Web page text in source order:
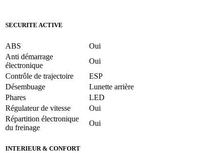
SECURITE ACTIVE
ABS
Oui
Anti démarrage
électronique
Oui
Contrôle de trajectoire
ESP
Désembuage
Lunette arrière
Phares
LED
Régulateur de vitesse
Oui
Répartition électronique
du freinage
Oui
INTERIEUR & CONFORT